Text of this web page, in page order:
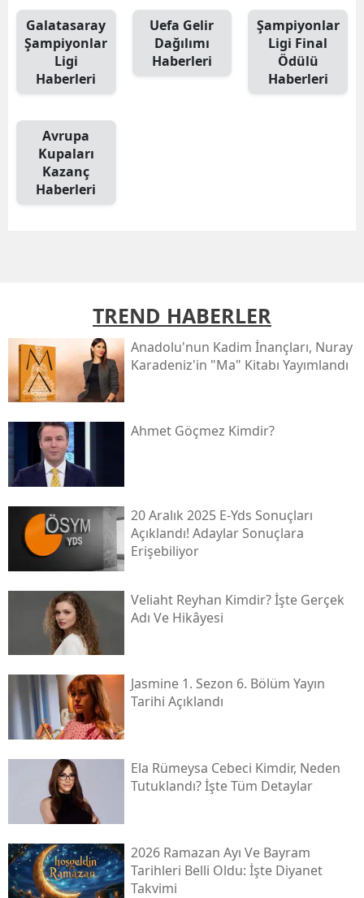
Galatasaray
Şampiyonlar
Ligi
Haberleri
Uefa Gelir
Dağılımı
Haberleri
Şampiyonlar
Ligi Final
Ödülü
Haberleri
Avrupa
Kupaları
Kazanç
Haberleri
TREND HABERLER
Anadolu'nun Kadim İnançları, Nuray
Karadeniz'in "ma" Kitabı Yayımlandı
Ahmet Göçmez Kimdir?
20 Aralık 2025 E-Yds Sonuçları
Açıklandı! Adaylar Sonuçlara
Erişebiliyor
Veliaht Reyhan Kimdir? İşte Gerçek
Adı Ve Hikâyesi
Jasmine 1. Sezon 6. Bölüm Yayın
Tarihi Açıklandı
Ela Rümeysa Cebeci Kimdir, Neden
Tutuklandı? İşte Tüm Detaylar
2026 Ramazan Ayı Ve Bayram
Tarihleri Belli Oldu: İşte Diyanet
Takvimi